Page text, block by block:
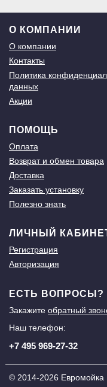
О КОМПАНИИ
О компании
Контакты
Политика
данных
Акции
ПОМОЩЬ
Оплата
Возврат и обмен товара
Доставка
Заказать установку
Полезно знать
ЛИЧНЫЙ
Регистрация
Авторизация
ЕСТЬ ВОПРОСЫ?
Закажите обратный
Наш телефон:
+7 495 969-27-32
© 2014-2026 Евромойка